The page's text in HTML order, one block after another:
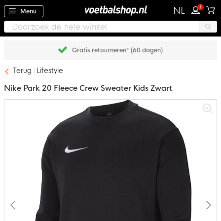
Menu NL 1
Gratis retourneren* (60 dagen)
Terug Lifestyle
Nike Park 20 Fleece Crew Sweater Kids Zwart